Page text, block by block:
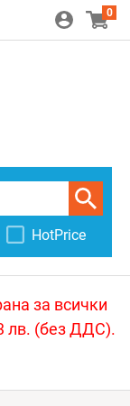
0
HotPrice
за всички
лв. (без ДДС).